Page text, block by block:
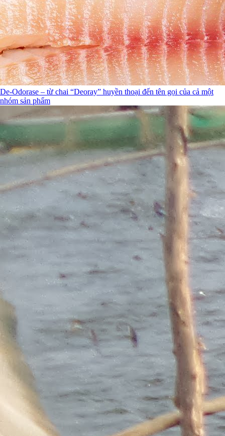
De-Odorase – từ chai “Deoray” huyền thoại đến tên gọi của cả một
nhóm sản phẩm